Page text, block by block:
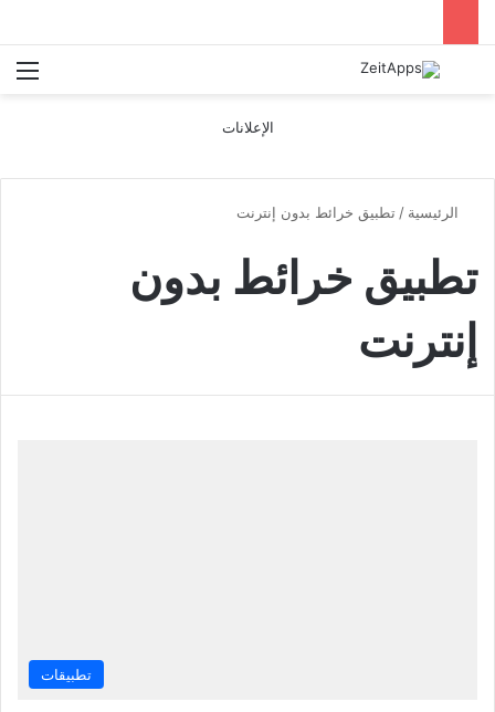
بحث عن
الإعلانات
الرئيسية / تطبيق خرائط بدون إنترنت
تطبيق خرائط بدون
إنترنت
تطبيقات